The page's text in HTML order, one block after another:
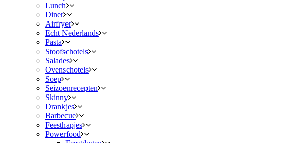
Lunch
Diner
Airfryer
Echt Nederlands
Pasta
Stoofschotels
Salades
Ovenschotels
Soep
Seizoenrecepten
Skinny
Drankjes
Barbecue
Feesthapjes
Powerfood